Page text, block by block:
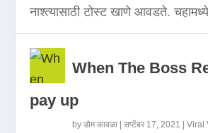
नाश्त्यासाठी टोस्ट खाणे आवडते.
When The Boss
pay up
byडोम कावळा |सप्टेंबर 17, 2021 |Viral